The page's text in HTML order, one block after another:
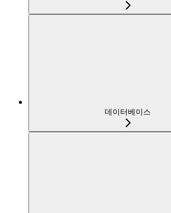
데이터베이스